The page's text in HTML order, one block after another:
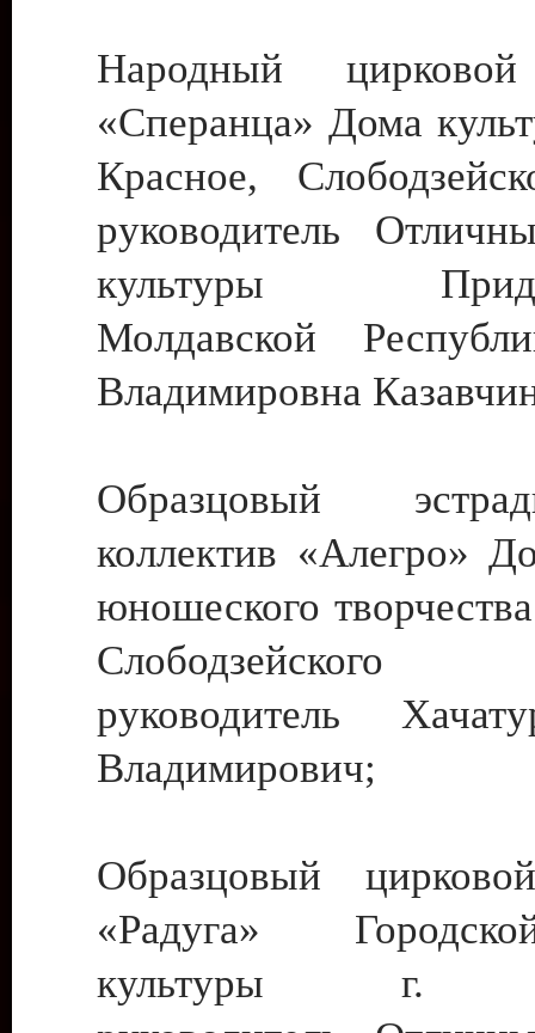
Народный цирковой
«Сперанца» Дома
Красное,
руководитель
культуры
Молдавской
Владимировна
Образцовый
коллектив «Алегро»
юношеского
руководитель
Владимирович;
Образцовый
«Радуга»
культуры г.